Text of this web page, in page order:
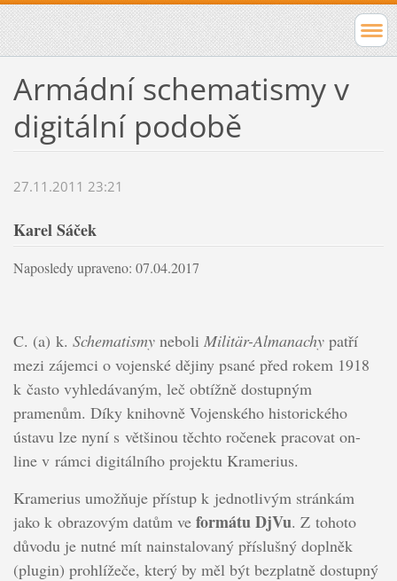
Armádní schematismy v
digitální podobě
27.11.2011 23:21
Karel Sáček
Naposledy upraveno: 07.04.2017
C. (a) k. Schematismyneboli Militär-Almanachypatří
mezi zájemci o vojenské dějiny psané před rokem 1918
k často vyhledávaným, leč obtížně dostupným
pramenům. Díky knihovně Vojenského historického
ústavu lze nyní s většinou těchto ročenek pracovat on-
line v rámci digitálního projektu Kramerius.
Kramerius umožňuje přístup k jednotlivým stránkám
jako k obrazovým datům ve formátu DjVu. Z tohoto
důvodu je nutné mít nainstalovaný příslušný doplněk
(plugin) prohlížeče, který by měl být bezplatně dostupný